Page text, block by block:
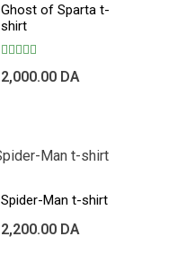
Ghost of Sparta t-
shirt
Note
5.00
2,000.00 DA
Spider-Man t-shirt
2,200.00 DA